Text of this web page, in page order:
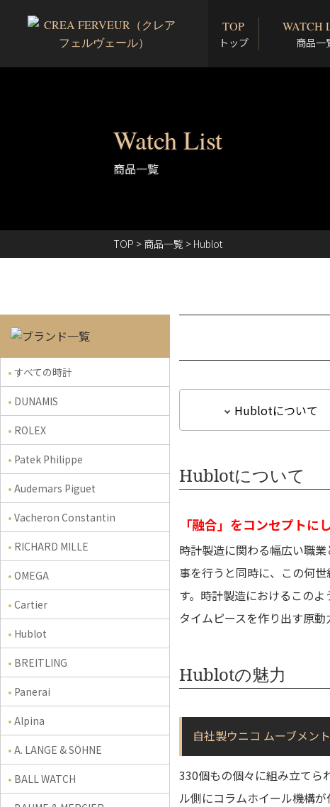
TOP
トップ
WATCH
商品一
Watch List
商品一覧
TOP > 商品一覧 > Hublot
すべての時計
DUNAMIS
ROLEX
Patek Philippe
Audemars Piguet
Vacheron Constantin
RICHARD MILLE
OMEGA
Cartier
Hublot
BREITLING
Panerai
Alpina
A. LANGE & SÖHNE
BALL WATCH
Hublotについて
Hublotについて
「融合」をコンセプトに
時計製造に関わる幅広い職
事を行うと同時に、この何
す。時計製造におけるこの
タイムピースを作り出す原動
Hublotの魅力
自社製ウニコ ムーブメント
330個もの個々に組み立てら
ル側にコラムホイール機構